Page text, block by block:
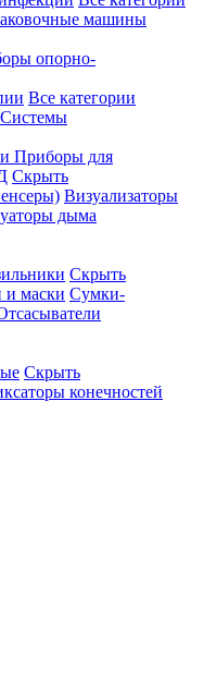
машины
опорно-
Все категории
Системы
Приборы для
Скрыть
Визуализаторы
дыма
Скрыть
и маски Сумки-
Скрыть
конечностей